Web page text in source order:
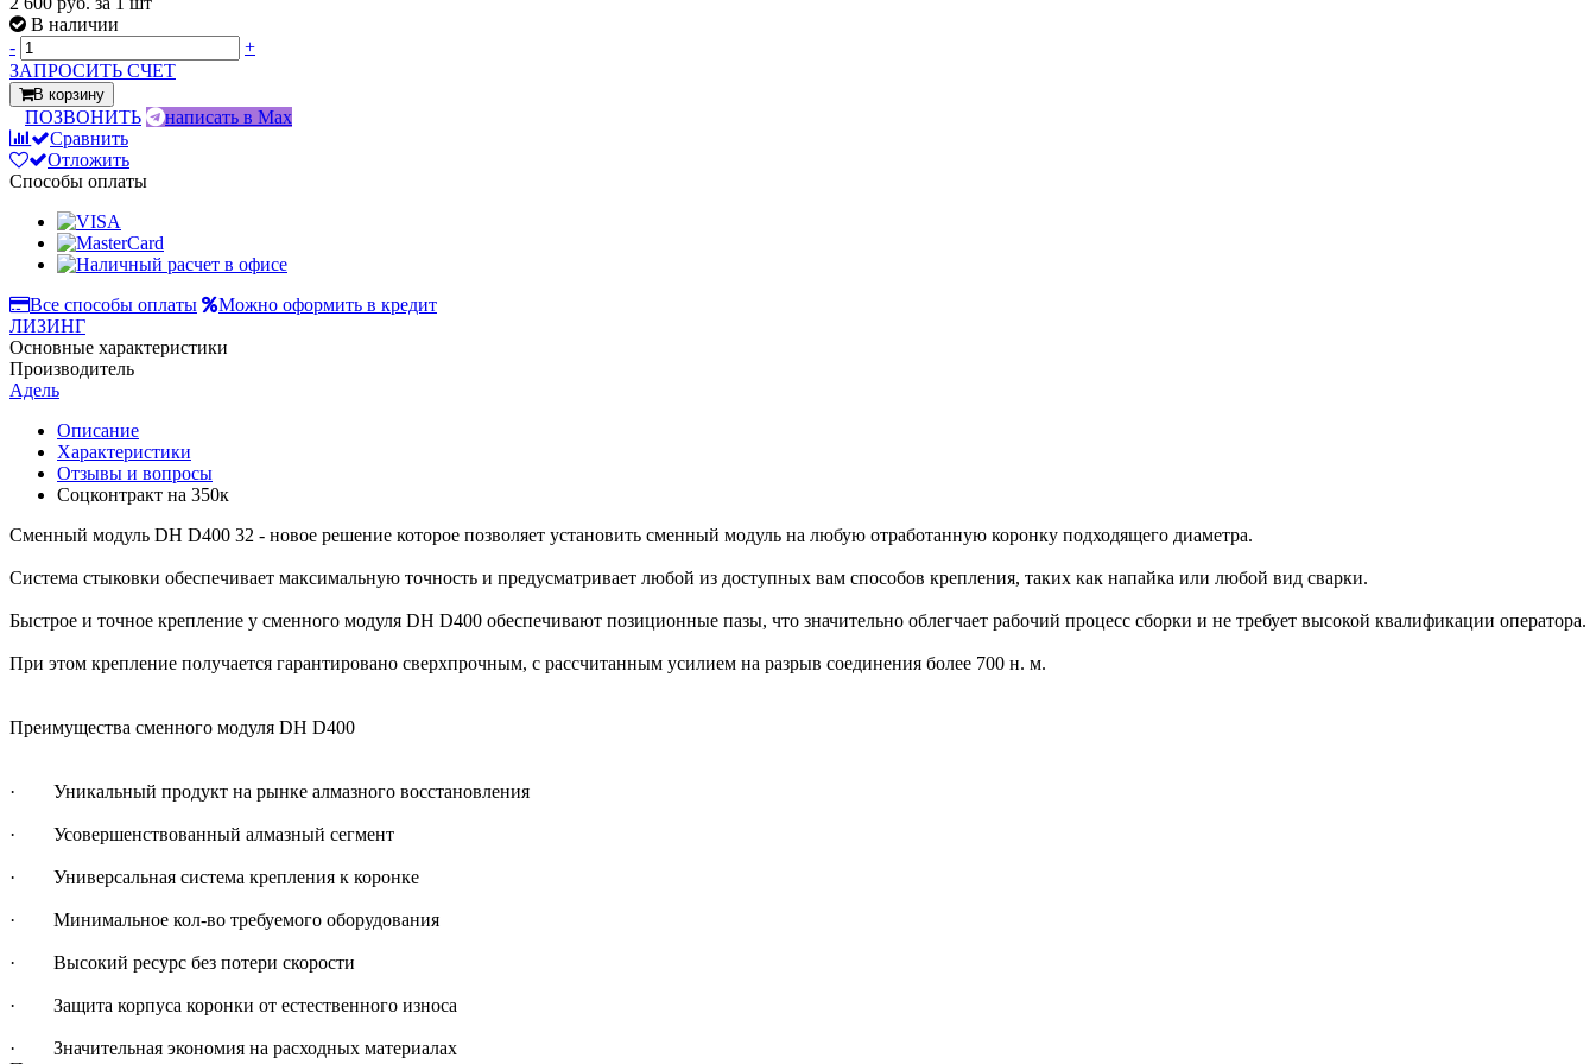
В наличии
-
+
ЗАПРОСИТЬ СЧЕТ
В корзину
ПОЗВОНИТЬ
написать в Max
Сравнить
Отложить
Способы оплаты
Все способы оплаты
Можно оформить в кредит
ЛИЗИНГ
Основные характеристики
Производитель
Адель
Описание
Характеристики
Отзывы и вопросы
Соцконтракт на 350к
Сменный модуль DH D400 32 - новое решение которое позволяет установить сменный модуль на любую отработанную коронку подходящего диаметра.
Система стыковки обеспечивает максимальную точность и предусматривает любой из доступных вам способов крепления, таких как напайка или любой вид сварки.
Быстрое и точное крепление у сменного модуля DH D400 обеспечивают позиционные пазы, что значительно облегчает рабочий процесс сборки и не требует высокой квалификации оператора.
При этом крепление получается гарантировано сверхпрочным, с рассчитанным усилием на разрыв соединения более 700 н. м.
Преимущества сменного модуля DH D400
· Уникальный продукт на рынке алмазного восстановления
· Усовершенствованный алмазный сегмент
· Универсальная система крепления к коронке
· Минимальное кол-во требуемого оборудования
· Высокий ресурс без потери скорости
· Защита корпуса коронки от естественного износа
· Значительная экономия на расходных материалах